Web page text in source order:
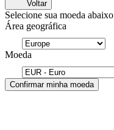
Voltar
Selecione sua moeda abaixo
Área geográfica
Moeda
Confirmar minha moeda